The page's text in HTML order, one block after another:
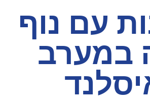
עם נוף
במערב